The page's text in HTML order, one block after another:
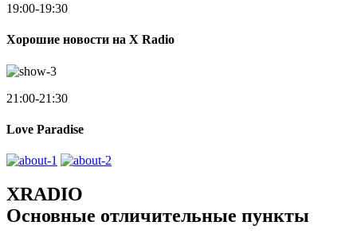
19:00-19:30
Хорошие новости на X Radio
21:00-21:30
Love Paradise
XRADIO
Основные отличительные пункты